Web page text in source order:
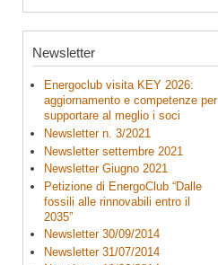
Newsletter
Energoclub visita KEY 2026:
aggiornamento e competenze per
supportare al meglio i soci
Newsletter n. 3/2021
Newsletter settembre 2021
Newsletter Giugno 2021
Petizione di EnergoClub “Dalle
fossili alle rinnovabili entro il
2035”
Newsletter 30/09/2014
Newsletter 31/07/2014